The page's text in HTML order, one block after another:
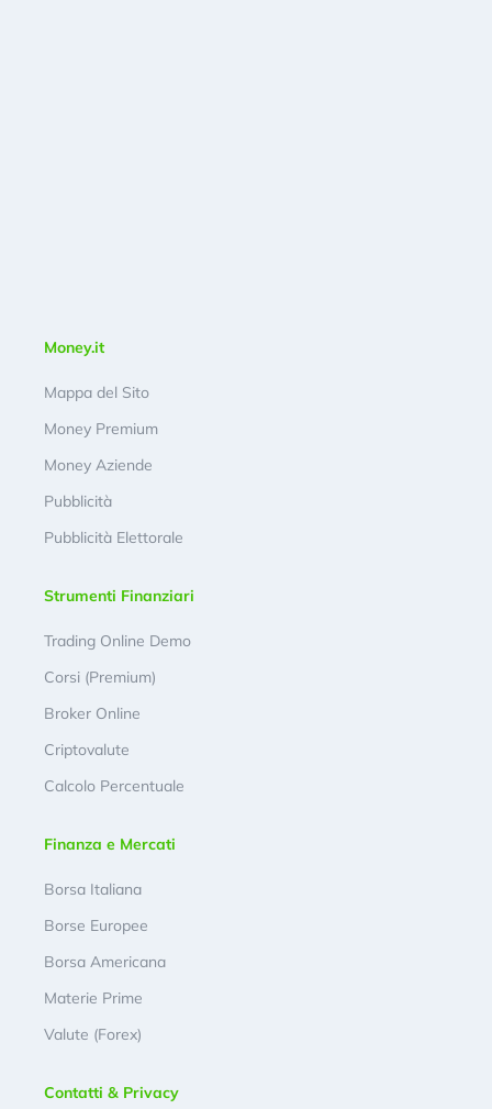
Money.it
Mappa del Sito
Money Premium
Money Aziende
Pubblicità
Pubblicità Elettorale
Strumenti Finanziari
Trading Online Demo
Corsi (Premium)
Broker Online
Criptovalute
Calcolo Percentuale
Finanza e Mercati
Borsa Italiana
Borse Europee
Borsa Americana
Materie Prime
Valute (Forex)
Contatti & Privacy